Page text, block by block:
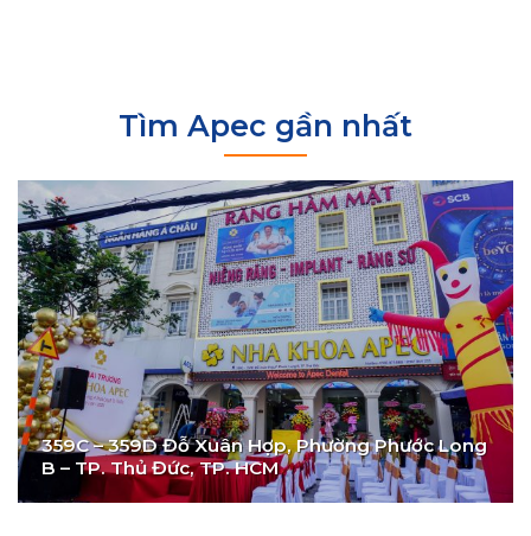
Tìm Apec gần nhất
359C – 359D Đỗ Xuân Hợp, Phường Phước Long
B – TP. Thủ Đức, TP. HCM